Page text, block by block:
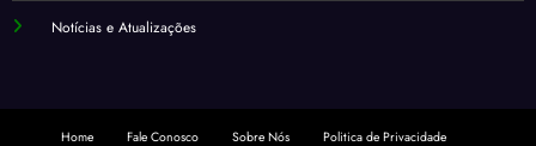
Notícias e Atualizações
Home Fale Conosco Sobre Nós Politica de Privacidade